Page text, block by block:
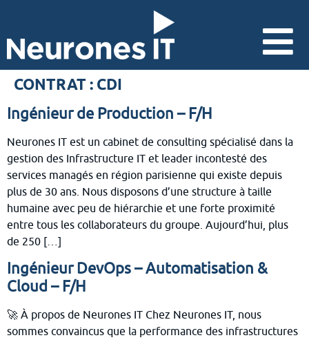
CONTRAT : CDI
Ingénieur de Production – F/H
Neurones IT est un cabinet de consulting spécialisé dans la
gestion des Infrastructure IT et leader incontesté des
services managés en région parisienne qui existe depuis
plus de 30 ans. Nous disposons d’une structure à taille
humaine avec peu de hiérarchie et une forte proximité
entre tous les collaborateurs du groupe. Aujourd’hui, plus
de 250 […]
Ingénieur DevOps – Automatisation &
Cloud – F/H
🚀 À propos de Neurones IT Chez Neurones IT, nous
sommes convaincus que la performance des infrastructures